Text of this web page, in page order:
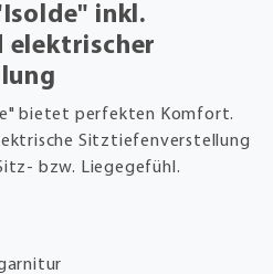
inkl.
elektrischer
bietet perfekten Komfort.
Sitztiefenverstellung
bzw. Liegegefühl.